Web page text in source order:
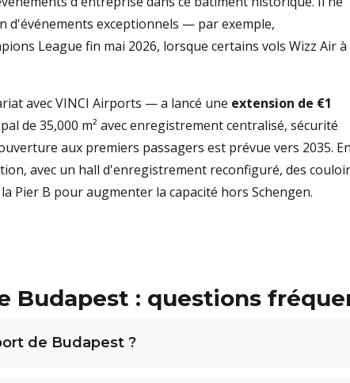
d'événements exceptionnels — par exemple,
League fin mai 2026, lorsque certains vols Wizz Air à
avec VINCI Airports — a lancé une extension de €1
de 35,000 m² avec enregistrement centralisé, sécurité
aux premiers passagers est prévue vers 2035. En
avec un hall d'enregistrement reconfiguré, des
Pier B pour augmenter la capacité hors Schengen.
Budapest : questions
de Budapest ?